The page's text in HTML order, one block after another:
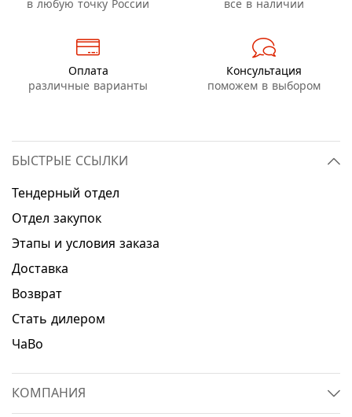
в любую точку России
всё в наличии
Оплата
различные варианты
Консультация
поможем в выбором
БЫСТРЫЕ ССЫЛКИ
Тендерный отдел
Отдел закупок
Этапы и условия заказа
Доставка
Возврат
Стать дилером
ЧаВо
КОМПАНИЯ